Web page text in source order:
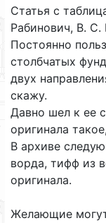
Статья с
Рабинович, В.
Постоянно
столбчатых
двух
скажу.
Давно шел к ее
оригинала
В архиве
ворда, тифф из
оригинала.
Желающие могут